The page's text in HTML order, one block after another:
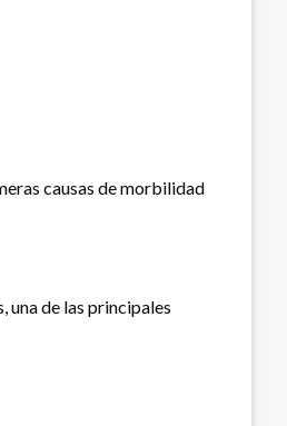
causas de morbilidad
una de las principales